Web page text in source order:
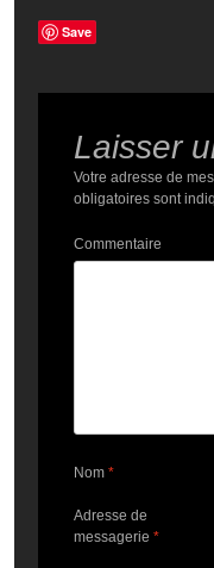
Save
Laisser
Votre adresse de
obligatoires sont
Commentaire
Nom *
Adresse de
messagerie *